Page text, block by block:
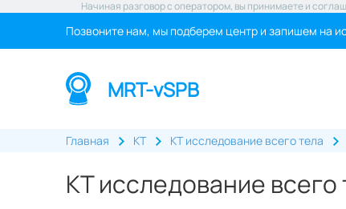
Начиная разговор с оператором, вы принимаете и
Позвоните нам, мы подберем центр и запишем на
MRT-vSPB
Главная КТ КТ исследование всего тела
КТ исследование